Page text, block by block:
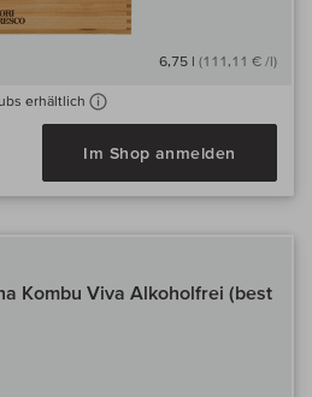
6,75 l (111,11 € /l)
erhältlich
Im Shop anmelden
Kombu Viva Alkoholfrei (best